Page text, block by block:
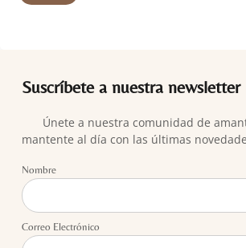
Suscríbete a nuestra newsletter
Únete a nuestra comunidad de
mantente al día con las últimas
Nombre
Correo Electrónico